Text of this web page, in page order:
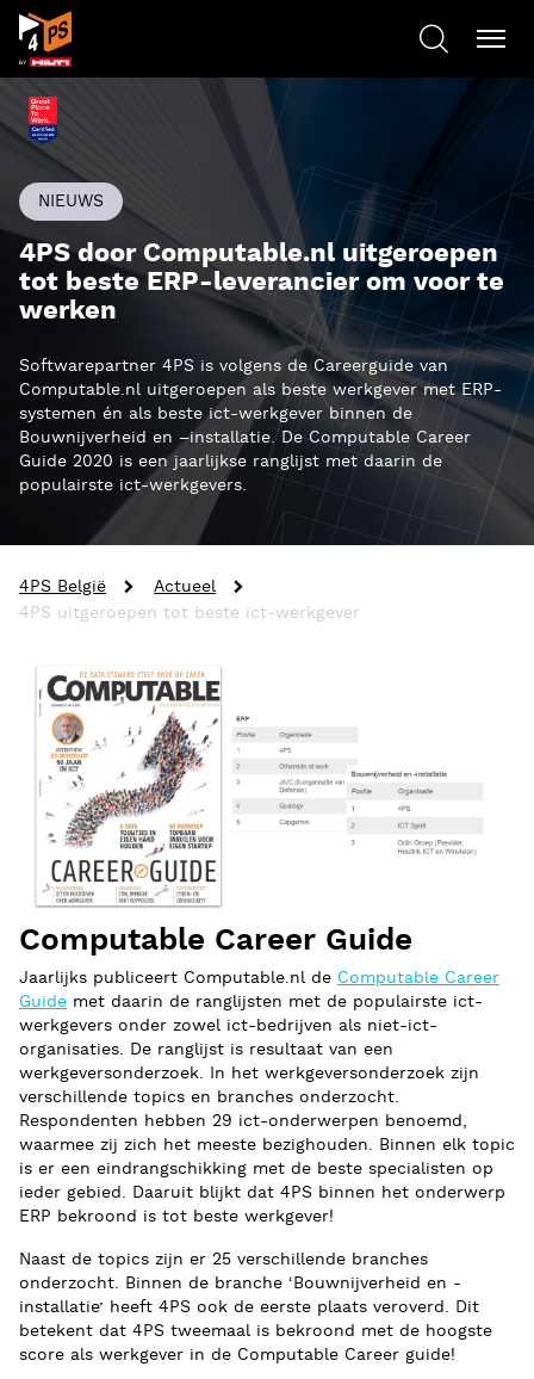
NIEUWS
4PS door Computable.nl uitgeroepen
tot beste ERP-leverancier om voor te
werken
Softwarepartner 4PS is volgens de Careerguide van
Computable.nl uitgeroepen als beste werkgever met ERP-
systemen én als beste ict-werkgever binnen de
Bouwnijverheid en –installatie. De Computable Career
Guide 2020 is een jaarlijkse ranglijst met daarin de
populairste ict-werkgevers.
4PS België
Actueel
4PS uitgeroepen tot beste ict-werkgever
Computable Career Guide
Jaarlijks publiceert Computable.nl de Computable Career
Guide met daarin de ranglijsten met de populairste ict-
werkgevers onder zowel ict-bedrijven als niet-ict-
organisaties. De ranglijst is resultaat van een
werkgeversonderzoek. In het werkgeversonderzoek zijn
verschillende topics en branches onderzocht.
Respondenten hebben 29 ict-onderwerpen benoemd,
waarmee zij zich het meeste bezighouden. Binnen elk topic
is er een eindrangschikking met de beste specialisten op
ieder gebied. Daaruit blijkt dat 4PS binnen het onderwerp
ERP bekroond is tot beste werkgever!
Naast de topics zijn er 25 verschillende branches
onderzocht. Binnen de branche ‘Bouwnijverheid en -
installatie’ heeft 4PS ook de eerste plaats veroverd. Dit
betekent dat 4PS tweemaal is bekroond met de hoogste
score als werkgever in de Computable Career guide!